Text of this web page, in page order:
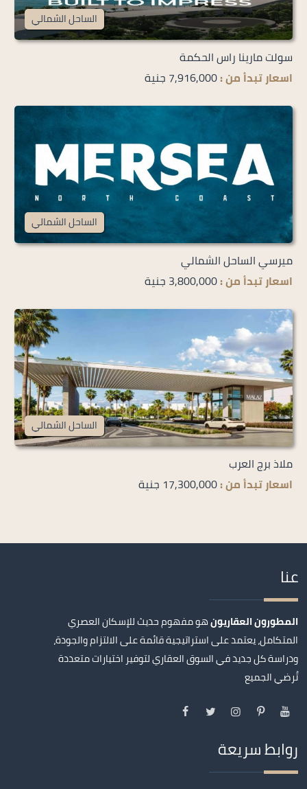
الساحل الشمالي
سولت مارينا راس الحكمة
اسعار تبدأ من :7,916,000 جنية
الساحل الشمالي
ميرسي الساحل الشمالي
اسعار تبدأ من :3,800,000 جنية
الساحل الشمالي
ملاذ برج العرب
اسعار تبدأ من :17,300,000 جنية
عنا
المطورون العقاريونهو مفهوم حديث للإسكان العصري
المتكامل، يعتمد على استراتيجية قائمة على الالتزام والجودة،
ودراسة كل جديد في السوق العقاري لتوفير اختيارات متعددة
تُرضي الجميع
روابط سريعة